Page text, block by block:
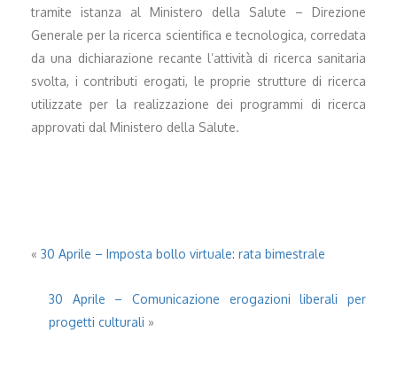
tramite istanza al Ministero della Salute – Direzione
Generale per la ricerca scientifica e tecnologica, corredata
da una dichiarazione recante l’attività di ricerca sanitaria
svolta, i contributi erogati, le proprie strutture di ricerca
utilizzate per la realizzazione dei programmi di ricerca
approvati dal Ministero della Salute.
« 30 Aprile – Imposta bollo virtuale: rata bimestrale
30 Aprile – Comunicazione erogazioni liberali per
progetti culturali »